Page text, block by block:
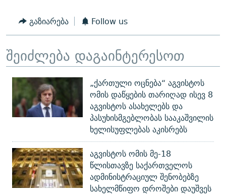
გაზიარება Follow us
შეიძლება დაგაინტერესოთ
„ქართული ოცნება“ აგვისტოს
ომის დაწყების თარიღად ისევ 8
აგვისტოს ასახელებს და
პასუხისმგებლობას სააკაშვილის
ხელისუფლებას აკისრებს
აგვისტოს ომის მე-18
წლისთავზე საქართველოს
ადმინისტრაციულ შენობებზე
სახელმწიფო დროშები დაუშვეს